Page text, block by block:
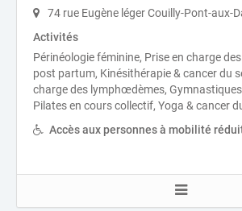
74 rue Eugène léger Couilly-Pont-aux-
Activités
Périnéologie féminine, Prise en charge
post partum, Kinésithérapie & cancer du
charge des lymphœdèmes,
Pilates en cours collectif, Yoga & cancer
Accès aux personnes à mobilité